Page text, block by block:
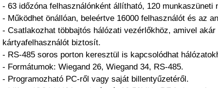
- 63 időzóna felhasználónként állítható, 120 munkaszüneti
- Működhet önállóan, beleértve 16000 felhasználót és az
- Csatlakozhat többajtós hálózati vezérlőkhöz, amivel akár
kártyafelhasználót biztosít.
- RS-485 soros porton keresztül is kapcsolódhat
- Formátumok: Wiegand 26, Wiegand 34, RS-485.
- Programozható PC-ről vagy saját billentyűzetéről.